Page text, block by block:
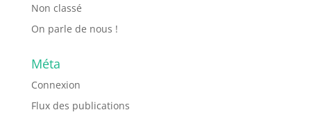
Non classé
On parle de nous !
Méta
Connexion
Flux des publications